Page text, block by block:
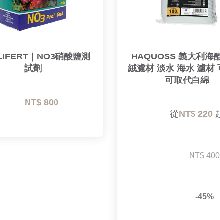
｜NO3硝酸鹽測
試劑
NT$ 800
HAQUOSS 義大利海
絨濾材 淡水 海水 濾材
可取代白綿
        從
NT$ 220
NT$
-45%